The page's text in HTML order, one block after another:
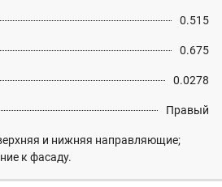
0.515
0.675
0.0278
Правый
и нижняя направляющие;
к фасаду.